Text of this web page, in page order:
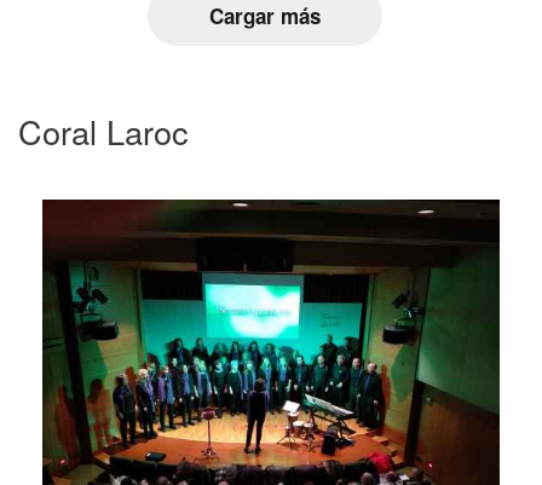
Cargar más
Coral Laroc